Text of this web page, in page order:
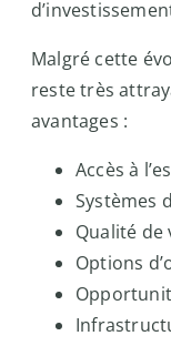
Malgré cette
reste très
avantages :
Accès à
Systèmes
Qualité
Options